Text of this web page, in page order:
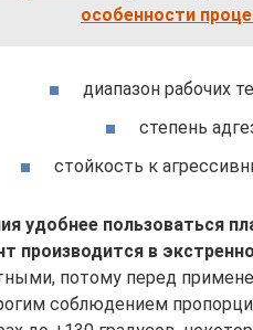
особенности
диапазон рабочих
степень
стойкость к
удобнее пользоваться
производится в
потому перед
соблюдением